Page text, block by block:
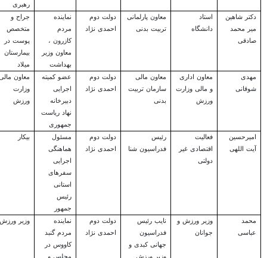
رهبری
دکتر شاهین
میر محمد
صادقی
استاد
دانشگاه
معاون پارلمانی
تربیت بدنی
دولت دوم
احمدی نژاد
نماینده
مردم
کازرون ،
معاون وزیر
بهداشت
جراح و
متخصص
پوست در
بیمارستان
میلاد
مهدی
شوقانی
معاون اداری
و مالی وزارت
ورزش
معاون مالی
سازمان تربیت
بدنی
دولت دوم
احمدی نژاد
عضو کمیته
اجرایی
دبیرخانه
نهاد ریاست
جمهوری
معاون
وزارت
ورزش
امیرحسین
آیت اللهی
فعالیت
اقتصادی غیر
دولتی
رئیس
فدراسیون شنا
دولت دوم
احمدی نژاد
مسئول
هماهنگی
اجرایی
سفرهای
استانی
رئیس
جمهور
بیکار
محمد
عباسی
وزیر ورزش و
جوانان
نایب رئیس
فدراسیون
جهانی کبدی و
وزیر ورزش
دولت دوم
احمدی نژاد
نماینده
مردم گنبد
کاووس در
مجلس و
وزیر